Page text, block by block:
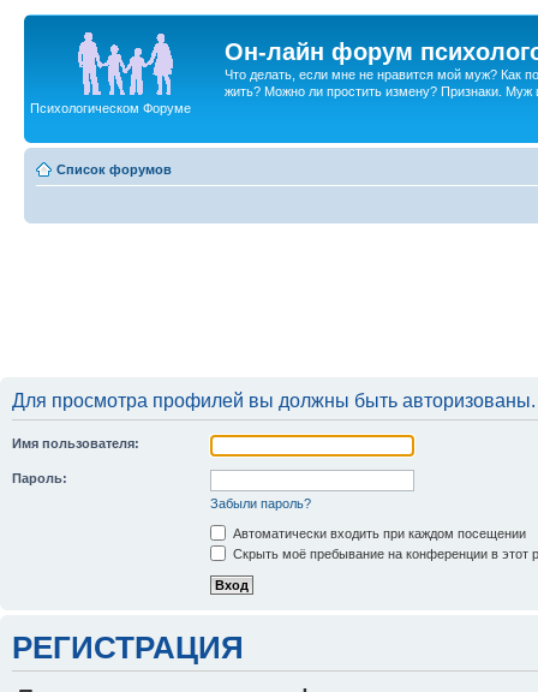
Он-лайн форум
Что делать, если мне не нравится мой муж? Как
жить? Можно ли простить измену? Признаки. Муж
Психологическом Форуме
Список форумов
Для просмотра профилей вы должны быть авторизованы.
Имя пользователя:
Пароль:
Забыли пароль?
Автоматически входить при каждом посещении
Скрыть моё пребывание на конференции в этот
РЕГИСТРАЦИЯ